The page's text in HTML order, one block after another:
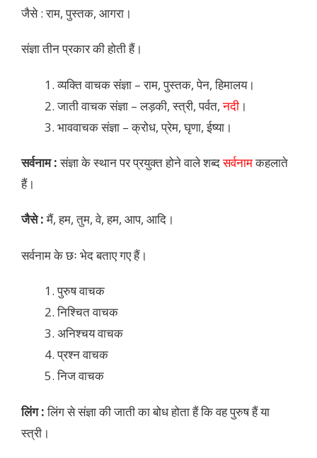
जैसे : राम, पुस्तक, आगरा।
संज्ञा तीन प्रकार की होती हैं।
व्यक्ति वाचक संज्ञा – राम, पुस्तक, पेन, हिमालय।
जाती वाचक संज्ञा – लड़की, स्त्री, पर्वत,नदी ।
भाववाचक संज्ञा – क्रोध, प्रेम, घृणा, ईष्या।
सर्वनाम :संज्ञा के स्थान पर प्रयुक्त होने वाले शब्दसर्वनामकहलाते
हैं।
जैसे :मैं, हम, तुम, वे, हम, आप, आदि।
सर्वनाम के छः भेद बताए गए हैं।
पुरुष वाचक
निश्चित वाचक
अनिश्चय वाचक
प्रश्न वाचक
निज वाचक
लिंग :लिंग से संज्ञा की जाती का बोध होता हैं कि वह पुरुष हैं या
स्त्री।